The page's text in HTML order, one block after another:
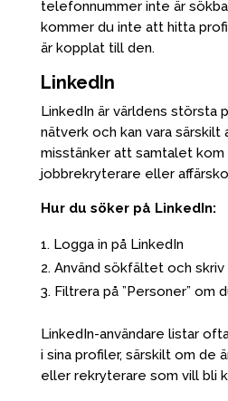
telefonnummer inte är
kommer du inte att hitta
är kopplat till den.
LinkedIn
LinkedIn är världens största
nätverk och kan vara särskilt
misstänker att samtalet kom
jobbrekryterare eller
Hur du söker på LinkedIn:
Logga in på LinkedIn
Använd sökfältet och
Filtrera på ”Personer” om
LinkedIn-användare listar
i sina profiler, särskilt om de
eller rekryterare som vill bli